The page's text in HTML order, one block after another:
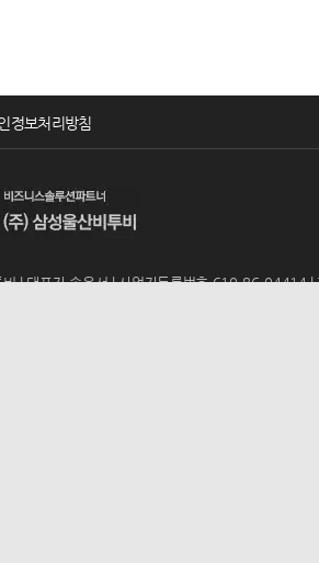
정보처리방침
비 | 대표자 송윤서 | 사업자등록번호 610-86-